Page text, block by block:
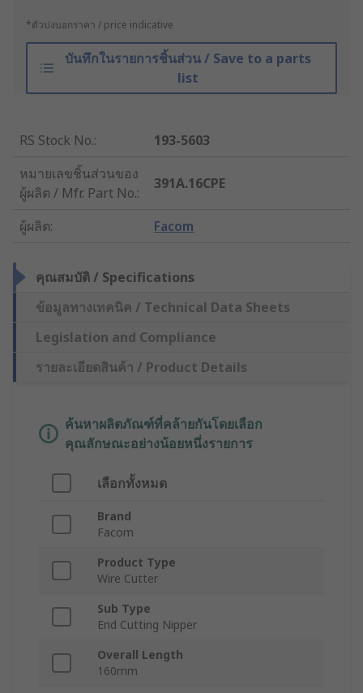
*ตัวบ่งบอกราคา / price indicative
บันทึกในรายการชิ้นส่วน / Save to a parts
list
RS Stock No.:
193-5603
หมายเลขชิ้นส่วนของ
ผู้ผลิต / Mfr. Part No.:
391A.16CPE
ผู้ผลิต: Facom
คุณสมบัติ / Specifications
ข้อมูลทางเทคนิค / Technical Data Sheets
Legislation and Compliance
รายละเอียดสินค้า / Product Details
ค้นหาผลิตภัณฑ์ที่คล้ายกันโดยเลือก
คุณลักษณะอย่างน้อยหนึ่งรายการ
เลือกทั้งหมด
Brand
Facom
Product Type
Wire Cutter
Sub Type
End Cutting Nipper
Overall Length
160mm